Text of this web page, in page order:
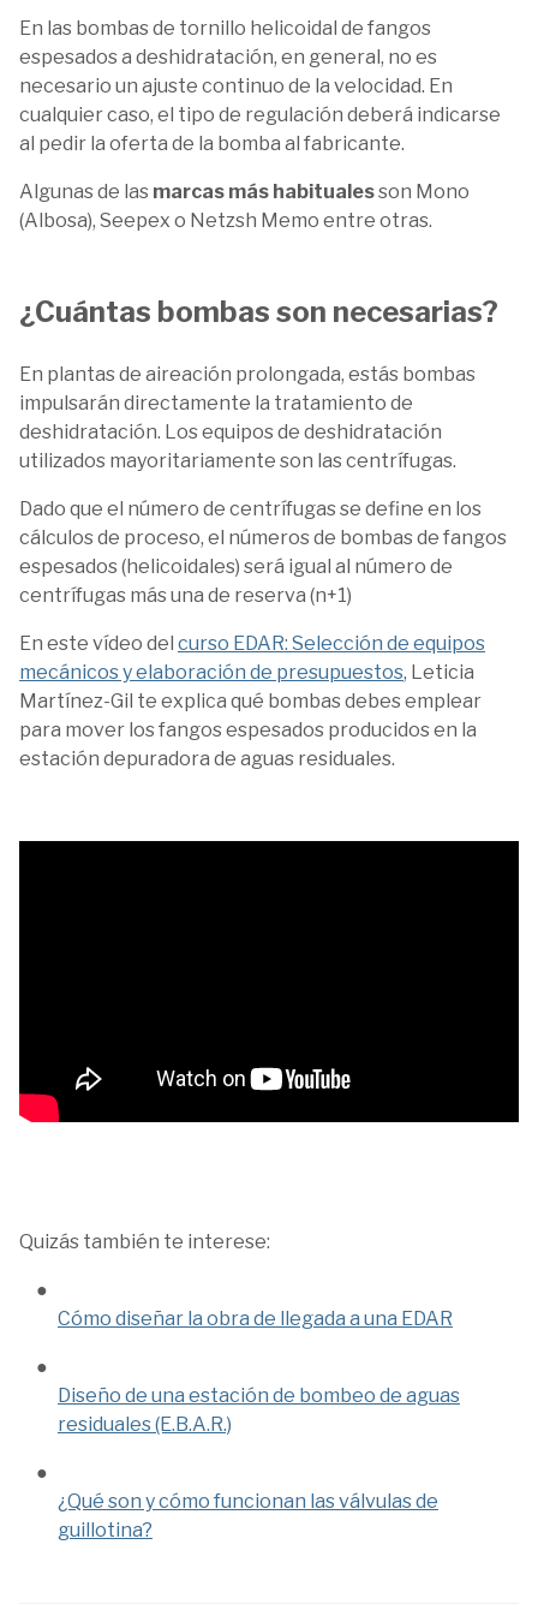
En las bombas de tornillo helicoidal de fangos
espesados a deshidratación, en general, no es
necesario un ajuste continuo de la velocidad. En
cualquier caso, el tipo de regulación deberá indicarse
al pedir la oferta de la bomba al fabricante.
Algunas de las marcas más habitualesson Mono
(Albosa), Seepex o Netzsh Memo entre otras.
¿Cuántas bombas son necesarias?
En plantas de aireación prolongada, estás bombas
impulsarán directamente la tratamiento de
deshidratación. Los equipos de deshidratación
utilizados mayoritariamente son las centrífugas.
Dado que el número de centrífugas se define en los
cálculos de proceso, el números de bombas de fangos
espesados (helicoidales) será igual al número de
centrífugas más una de reserva (n+1)
En este vídeo del curso EDAR: Selección de equipos
mecánicos y elaboración de presupuestos, Leticia
Martínez-Gil te explica qué bombas debes emplear
para mover los fangos espesados producidos en la
estación depuradora de aguas residuales.
Quizás también te interese:
Cómo diseñar la obra de llegada a una EDAR
Diseño de una estación de bombeo de aguas
residuales (E.B.A.R.)
¿Qué son y cómo funcionan las válvulas de
guillotina?